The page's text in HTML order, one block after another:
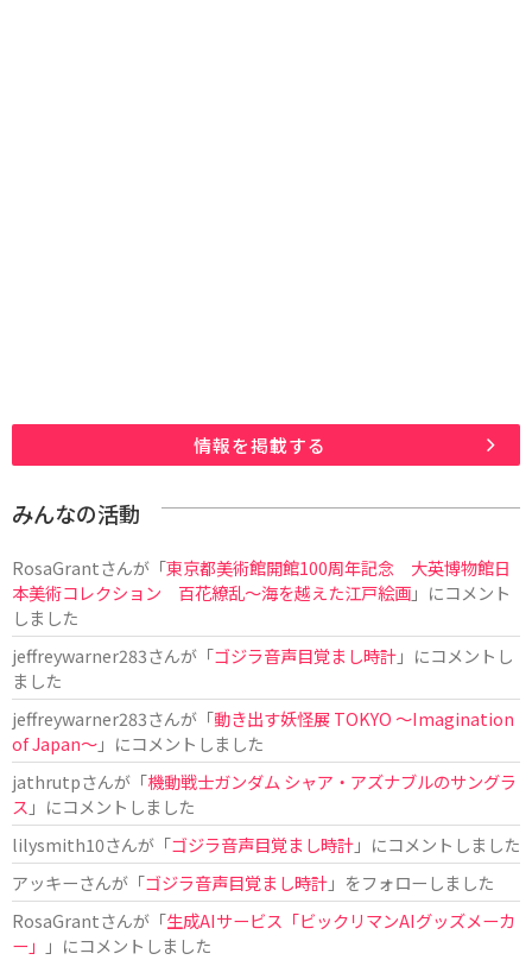
情報を掲載する
みんなの活動
RosaGrantさんが「東京都美術館開館100周年記念 大英博物館日
本美術コレクション 百花繚乱～海を越えた江戸絵画」にコメント
しました
jeffreywarner283さんが「ゴジラ音声目覚まし時計」にコメントし
ました
jeffreywarner283さんが「動き出す妖怪展 TOKYO 〜Imagination
of Japan〜」にコメントしました
jathrutpさんが「機動戦士ガンダム シャア・アズナブルのサングラ
ス 」にコメントしました
lilysmith10さんが「ゴジラ音声目覚まし時計」にコメントしました
アッキーさんが「ゴジラ音声目覚まし時計」をフォローしました
RosaGrantさんが「生成AIサービス「ビックリマンAIグッズメーカ
ー」
」にコメントしました